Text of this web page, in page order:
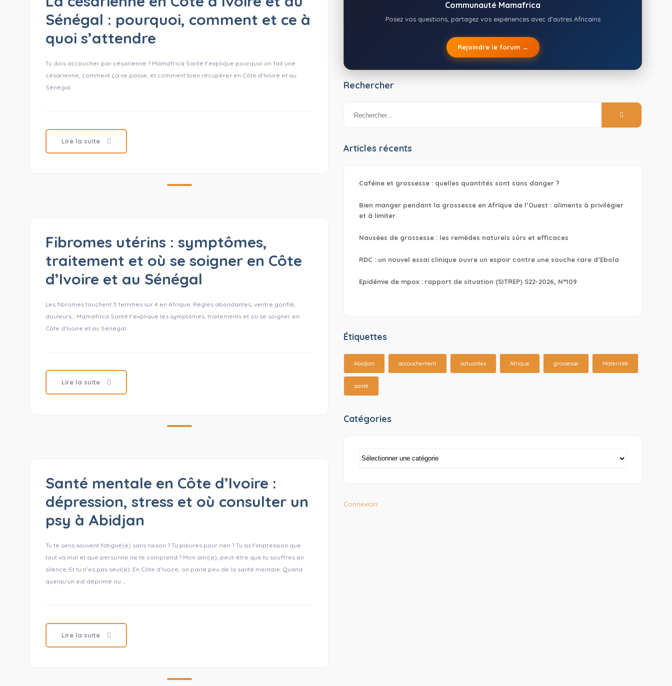
Sénégal : pourquoi, comment et ce à
quoi s’attendre
Tu dois accoucher par césarienne ? Mamafrica Santé t’explique pourquoi on fait une
césarienne, comment ça se passe, et comment bien récupérer en Côte d’Ivoire et au
Sénégal.
Lire la suite
Fibromes utérins : symptômes,
traitement et où se soigner en Côte
d’Ivoire et au Sénégal
Les fibromes touchent 3 femmes sur 4 en Afrique. Règles abondantes, ventre gonflé,
douleurs… Mamafrica Santé t’explique les symptômes, traitements et où se soigner en
Côte d’Ivoire et au Sénégal.
Lire la suite
Santé mentale en Côte d’Ivoire :
dépression, stress et où consulter un
psy à Abidjan
Tu te sens souvent fatigué(e) sans raison ? Tu pleures pour rien ? Tu as l’impression que
tout va mal et que personne ne te comprend ? Mon ami(e), peut-être que tu souffres en
silence. Et tu n’es pas seul(e). En Côte d’Ivoire, on parle peu de la santé mentale. Quand
quelqu’un est déprimé ou …
Lire la suite
Communauté Mamafrica
Posez vos questions, partagez vos expériences avec d’autres Africains
Rejoindre le forum →
Rechercher
Articles récents
Caféine et grossesse : quelles quantités sont sans danger ?
Bien manger pendant la grossesse en Afrique de l’Ouest : aliments à privilégier
et à limiter
Nausées de grossesse : les remèdes naturels sûrs et efficaces
RDC : un nouvel essai clinique ouvre un espoir contre une souche rare d’Ebola
Epidémie de mpox : rapport de situation (SITREP) S22-2026, N°109
Étiquettes
Abidjan accouchement actualites Afrique grossesse Maternité
santé
Catégories
Connexion